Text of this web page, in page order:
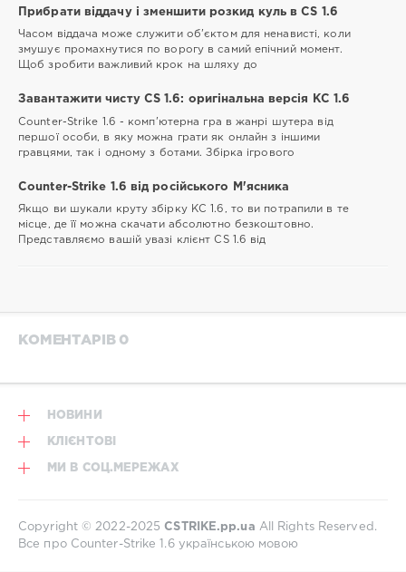
Прибрати віддачу і зменшити розкид куль в CS 1.6
Часом віддача може служити об'єктом для ненависті, коли
змушує промахнутися по ворогу в самий епічний момент.
Щоб зробити важливий крок на шляху до
Завантажити чисту CS 1.6: оригінальна версія КС 1.6
Counter-Strike 1.6 - комп'ютерна гра в жанрі шутера від
першої особи, в яку можна грати як онлайн з іншими
гравцями, так і одному з ботами. Збірка ігрового
Counter-Strike 1.6 від російського М'ясника
Якщо ви шукали круту збірку КС 1.6, то ви потрапили в те
місце, де її можна скачати абсолютно безкоштовно.
Представляємо вашій увазі клієнт CS 1.6 від
КОМЕНТАРІВ 0
НОВИНИ
КЛІЄНТОВІ
МИ В СОЦ.МЕРЕЖАХ
Copyright © 2022-2025CSTRIKE.pp.ua All Rights Reserved.
Все про Counter-Strike 1.6 українською мовою